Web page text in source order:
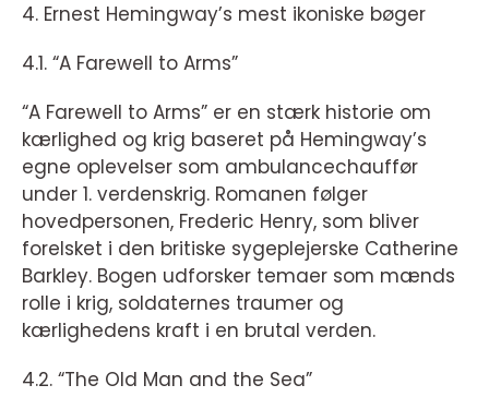
4. Ernest Hemingway’s mest ikoniske bøger
4.1. “A Farewell to Arms”
“A Farewell to Arms” er en stærk historie om
kærlighed og krig baseret på Hemingway’s
egne oplevelser som ambulancechauffør
under 1. verdenskrig. Romanen følger
hovedpersonen, Frederic Henry, som bliver
forelsket i den britiske sygeplejerske Catherine
Barkley. Bogen udforsker temaer som mænds
rolle i krig, soldaternes traumer og
kærlighedens kraft i en brutal verden.
4.2. “The Old Man and the Sea”